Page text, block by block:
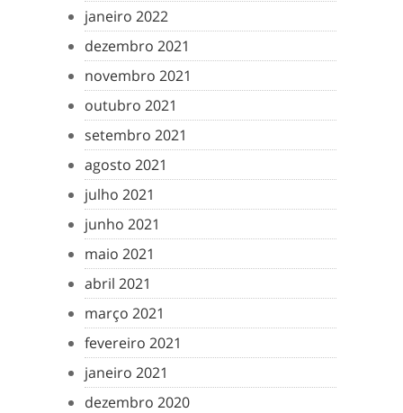
janeiro 2022
dezembro 2021
novembro 2021
outubro 2021
setembro 2021
agosto 2021
julho 2021
junho 2021
maio 2021
abril 2021
março 2021
fevereiro 2021
janeiro 2021
dezembro 2020